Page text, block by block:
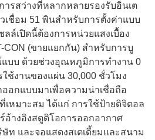
รสว่างที่หลากหลายรองรับอินเต
เชื่อม 51 พินสําหรับการตั้งค่าแบบ
ลล์เปิดนี้ต้องการหน่วยแสงเบื้อง
(ขายแยกกัน) สําหรับการบู
บบ ด้วยช่วงอุณหภูมิการทํางาน 0
ใช้งานของแผ่น 30,000 ชั่วโมง
ออกแบบมาเพื่อความน่าเชื่อถือ
เหมาะสม ได้แก่ การใช้ป้ายดิจิตอล
างอิงสตูดิโอการออกอากาศ
ท และจอแสดงสเตเดี้ยมและสนาม